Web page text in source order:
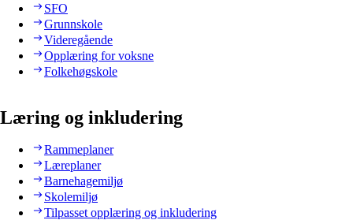
SFO
Grunnskole
Videregående
Opplæring for voksne
Folkehøgskole
Læring og inkludering
Rammeplaner
Læreplaner
Barnehagemiljø
Skolemiljø
Tilpasset opplæring og inkludering